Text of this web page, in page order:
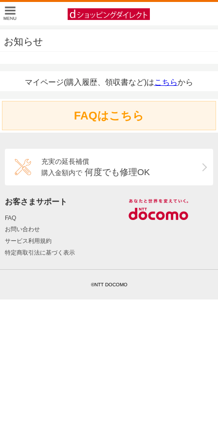
お知らせ
マイページ(購入履歴、領収書など)はこちらから
FAQはこちら
充実の延長補償
購入金額内で 何度でも修理OK
お客さまサポート
FAQ
お問い合わせ
サービス利用規約
特定商取引法に基づく表示
©NTT DOCOMO